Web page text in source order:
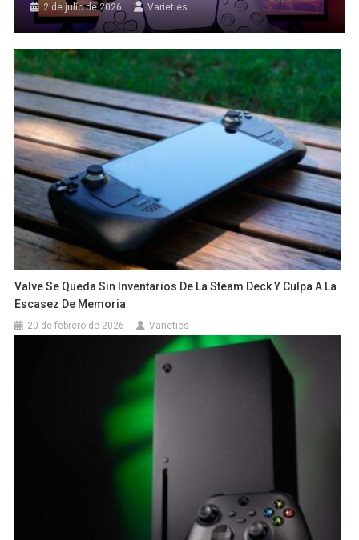
2 de julio de 2026 Varieties
Valve Se Queda Sin Inventarios De La Steam Deck Y Culpa A La
Escasez De Memoria
20 de febrero de 2026 Varieties